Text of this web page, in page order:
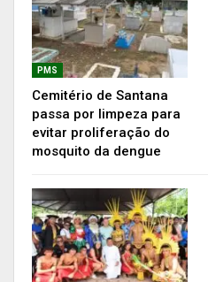
PMS
Cemitério de Santana
passa por limpeza para
evitar proliferação do
mosquito da dengue